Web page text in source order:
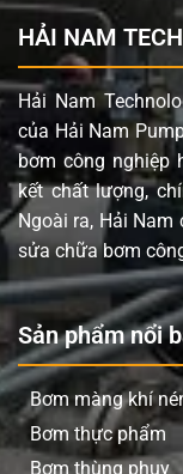
Bơm Thùng
Bơm thùng
được thiết kế để
từ thùng phuy
thông thường,
tạo trục bơm đặc
nhớt cao mà
Thông thường,
Dầu đặc
Keo công
Mật ong
Siro
Hóa chất đặc
HẢI NAM
Hải Nam
của Hải Nam
bơm công nghiệp
kết chất lượng,
Ngoài ra, Hải
sửa chữa bơm
Sản phẩm nổi
Bơm màng khí
Bơm thực phẩm
Bơm thùng phuy